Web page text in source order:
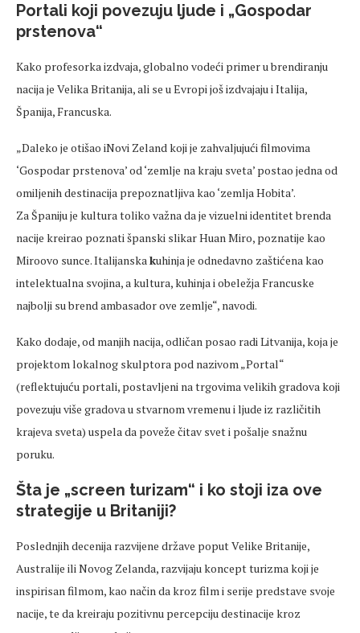
Portali koji povezuju ljude i „Gospodar
prstenova“
Kako profesorka izdvaja, globalno vodeći primer u brendiranju
nacija je Velika Britanija, ali se u Evropi još izdvajaju i Italija,
Španija, Francuska.
„Daleko je otišao iNovi Zeland koji je zahvaljujući filmovima
‘Gospodar prstenova’ od ‘zemlje na kraju sveta’ postao jedna od
omiljenih destinacija prepoznatljiva kao ‘zemlja Hobita’.
Za Španiju je kultura toliko važna da je vizuelni identitet brenda
nacije kreirao poznati španski slikar Huan Miro, poznatije kao
Miroovo sunce. Italijanskakuhinja je odnedavno zaštićena kao
intelektualna svojina, a kultura, kuhinja i obeležja Francuske
najbolji su brend ambasador ove zemlje“, navodi.
Kako dodaje, od manjih nacija, odličan posao radi Litvanija, koja je
projektom lokalnog skulptora pod nazivom „Portal“
(reflektujuću portali, postavljeni na trgovima velikih gradova koji
povezuju više gradova u stvarnom vremenu i ljude iz različitih
krajeva sveta) uspela da poveže čitav svet i pošalje snažnu
poruku.
Šta je „screen turizam“ i ko stoji iza ove
strategije u Britaniji?
Poslednjih decenija razvijene države poput Velike Britanije,
Australije ili Novog Zelanda, razvijaju koncept turizma koji je
inspirisan filmom, kao način da kroz film i serije predstave svoje
nacije, te da kreiraju pozitivnu percepciju destinacije kroz